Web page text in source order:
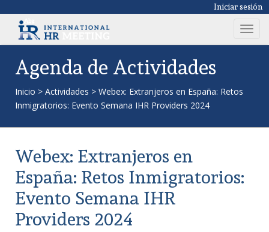
Iniciar sesión
T
o
a
Agenda de Actividades
Inicio > Actividades > Webex: Extranjeros en España: Retos
Inmigratorios: Evento Semana IHR Providers 2024
Webex: Extranjeros en
España: Retos Inmigratorios:
Evento Semana IHR
Providers 2024